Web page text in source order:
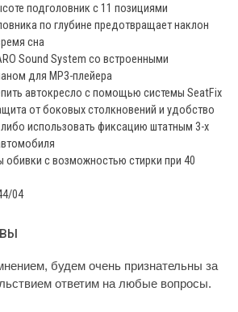
подголовник с 11 позициями
по глубине предотвращает наклон
сна
Sound System со встроенными
для MP3-плейера
автокресло с помощью системы SeatFix
от боковых столкновений и удобство
использовать фиксацию штатным 3-х
с возможностью стирки при 40
04
будем очень признательны за
ответим на любые вопросы.